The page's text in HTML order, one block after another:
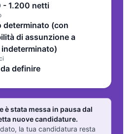
- 1.200 netti
determinato (con
di assunzione a
definire
è stata messa in pausa dal
nuove candidature.
la tua candidatura resta